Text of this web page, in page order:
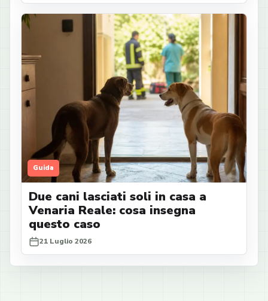
Guida
Due cani lasciati soli in casa a
Venaria Reale: cosa insegna
questo caso
21 Luglio 2026